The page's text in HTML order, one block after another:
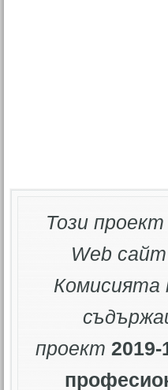
Този
Web сайт
Комисията
проект